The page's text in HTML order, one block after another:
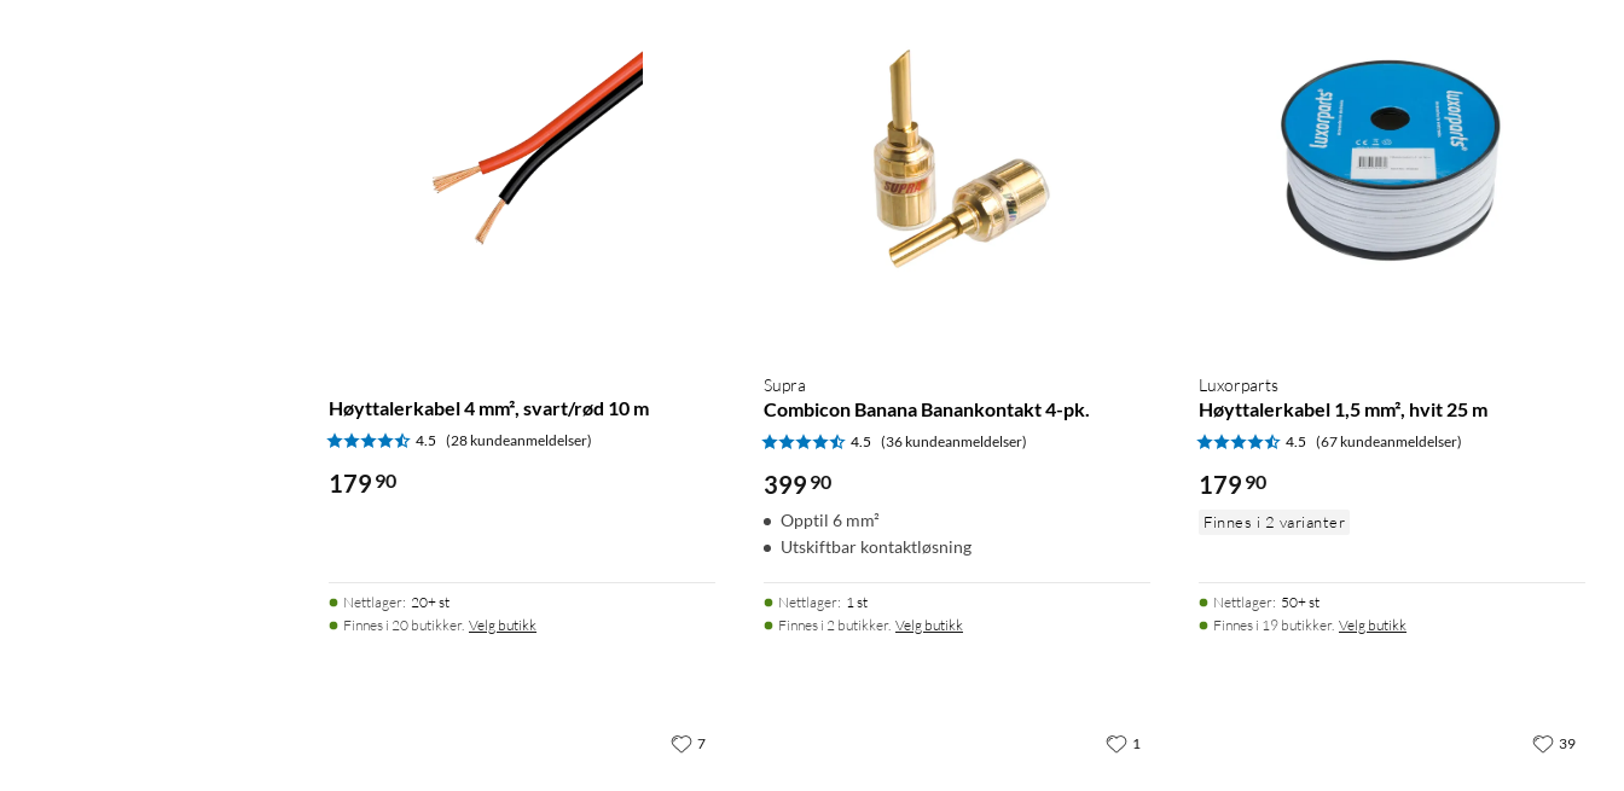
Høyttalerkabel 4 mm², svart/rød 10 m
4.5 (28 kundeanmeldelser)
179 90
Nettlager: 20+ st
Finnes i 20 butikker. Velg butikk
Supra
Combicon Banana Banankontakt 4-pk.
4.5 (36 kundeanmeldelser)
399 90
Opptil 6 mm²
Utskiftbar kontaktløsning
Nettlager: 1 st
Finnes i 2 butikker. Velg butikk
Luxorparts
Høyttalerkabel 1,5 mm², hvit 25 m
4.5 (67 kundeanmeldelser)
179 90
Finnes i 2 varianter
Nettlager: 50+ st
Finnes i 19 butikker. Velg butikk
7 1 39